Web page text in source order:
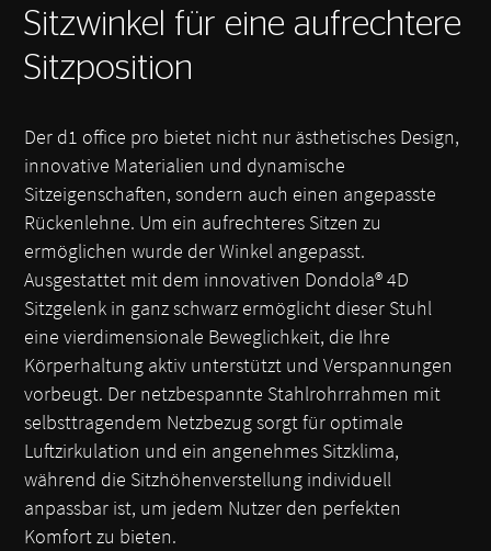
Sitzwinkel für eine aufrechtere
Sitzposition
Der d1 office pro bietet nicht nur ästhetisches Design,
innovative Materialien und dynamische
Sitzeigenschaften, sondern auch einen angepasste
Rückenlehne. Um ein aufrechteres Sitzen zu
ermöglichen wurde der Winkel angepasst.
Ausgestattet mit dem innovativen Dondola® 4D
Sitzgelenk in ganz schwarz ermöglicht dieser Stuhl
eine vierdimensionale Beweglichkeit, die Ihre
Körperhaltung aktiv unterstützt und Verspannungen
vorbeugt. Der netzbespannte Stahlrohrrahmen mit
selbsttragendem Netzbezug sorgt für optimale
Luftzirkulation und ein angenehmes Sitzklima,
während die Sitzhöhenverstellung individuell
anpassbar ist, um jedem Nutzer den perfekten
Komfort zu bieten.